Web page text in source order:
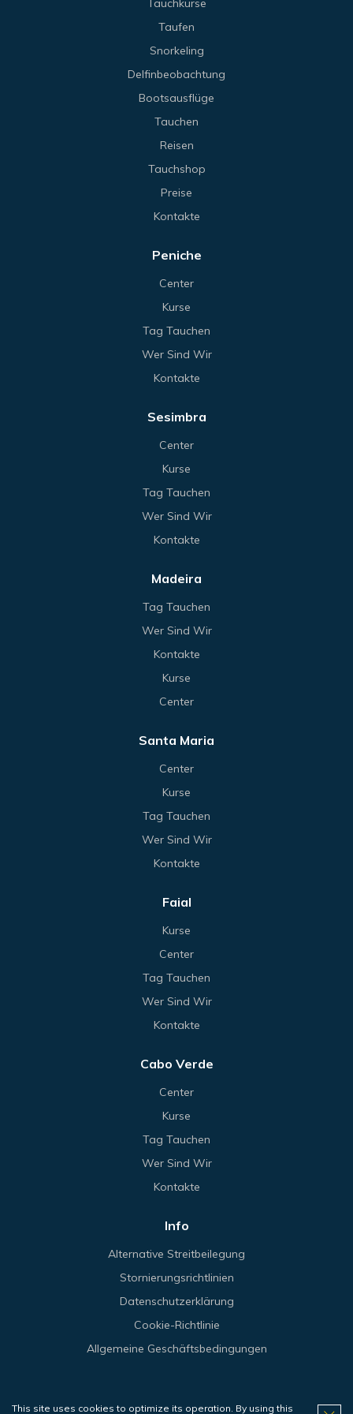
Tauchkurse
Taufen
Snorkeling
Delfinbeobachtung
Bootsausflüge
Tauchen
Reisen
Tauchshop
Preise
Kontakte
Peniche
Center
Kurse
Tag Tauchen
Wer Sind Wir
Kontakte
Sesimbra
Center
Kurse
Tag Tauchen
Wer Sind Wir
Kontakte
Madeira
Tag Tauchen
Wer Sind Wir
Kontakte
Kurse
Center
Santa Maria
Center
Kurse
Tag Tauchen
Wer Sind Wir
Kontakte
Faial
Kurse
Center
Tag Tauchen
Wer Sind Wir
Kontakte
Cabo Verde
Center
Kurse
Tag Tauchen
Wer Sind Wir
Kontakte
Info
Alternative Streitbeilegung
Stornierungsrichtlinien
Datenschutzerklärung
Cookie-Richtlinie
Allgemeine Geschäftsbedingungen
This site uses cookies to optimize its operation. By using this